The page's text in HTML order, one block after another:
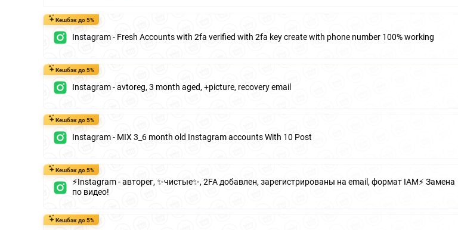
Кешбэк до 5%
Instagram - Fresh Accounts with 2fa verified with 2fa key create with phone number 100% working
Кешбэк до 5%
Instagram - avtoreg, 3 month aged, +picture, recovery email
Кешбэк до 5%
Instagram - MIX 3_6 month old Instagram accounts With 10 Post
Кешбэк до 5%
⚡️Instagram - авторег, ✨чистые✨, 2FA добавлен, зарегистрированы на email, формат IAM⚡️ Замена
по видео!
Кешбэк до 5%